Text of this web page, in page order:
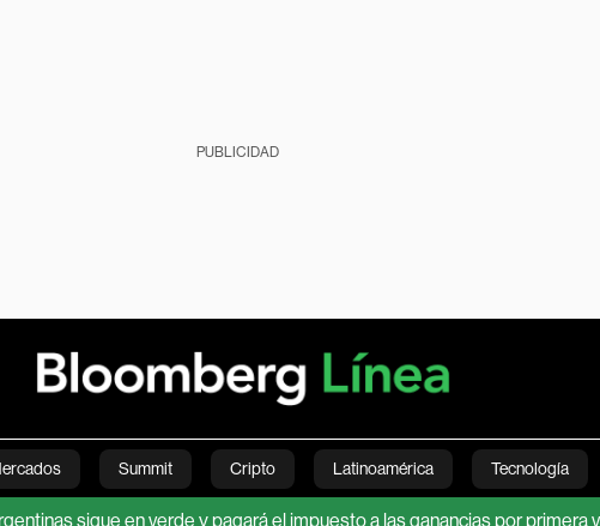
PUBLICIDAD
Summit Cripto Latinoamérica Tecnología
en verde y pagará el impuesto a las ganancias por primera vez en su